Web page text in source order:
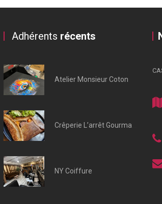
Adhérents récents
Atelier Monsieur Coton
NY Coiffure